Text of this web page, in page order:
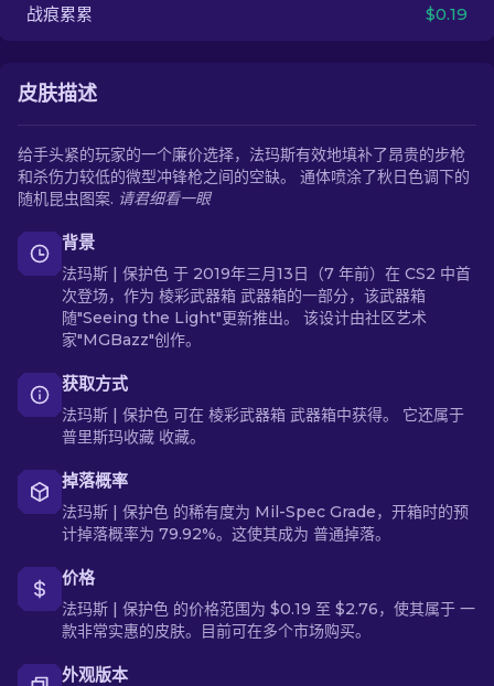
战痕累累 $0.19
皮肤描述
给手头紧的玩家的一个廉价选择，法玛斯有效地填补了昂贵的步枪
和杀伤力较低的微型冲锋枪之间的空缺。 通体喷涂了秋日色调下的
随机昆虫图案. 请君细看一眼
背景
法玛斯 | 保护色 于 2019年三月13日（7 年前）在 CS2 中首
次登场，作为 棱彩武器箱 武器箱的一部分，该武器箱
随"Seeing the Light"更新推出。 该设计由社区艺术
家"MGBazz"创作。
获取方式
法玛斯 | 保护色 可在 棱彩武器箱 武器箱中获得。 它还属于
普里斯玛收藏 收藏。
掉落概率
法玛斯 | 保护色 的稀有度为 Mil-Spec Grade，开箱时的预
计掉落概率为 79.92%。这使其成为 普通掉落。
价格
法玛斯 | 保护色 的价格范围为 $0.19 至 $2.76，使其属于 一
款非常实惠的皮肤。目前可在多个市场购买。
外观版本